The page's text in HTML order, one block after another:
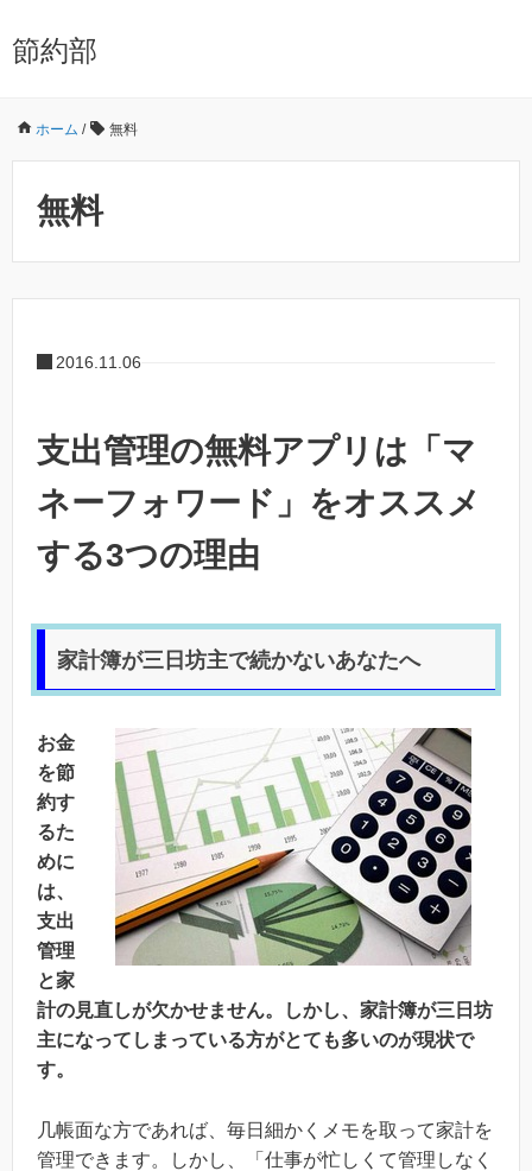
節約部
ホーム / 無料
無料
2016.11.06
支出管理の無料アプリは「マ
ネーフォワード」をオススメ
する3つの理由
家計簿が三日坊主で続かないあなたへ
お金
を節
約す
るた
めに
は、
支出
管理
と家
計の見直しが欠かせません。しかし、家計簿が三日坊
主になってしまっている方がとても多いのが現状で
す。
几帳面な方であれば、毎日細かくメモを取って家計を
管理できます。しかし、「仕事が忙しくて管理しなく